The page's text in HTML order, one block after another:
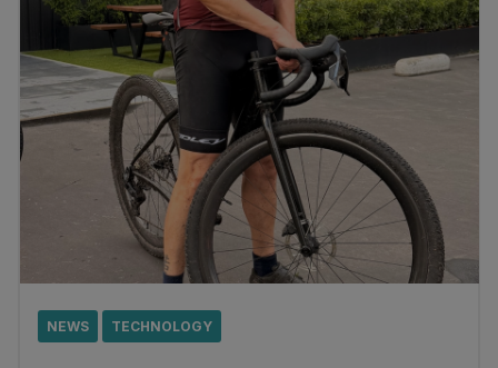
NEWS TECHNOLOGY